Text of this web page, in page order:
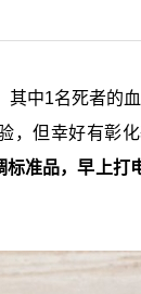
其中1名死者的
，但幸好有彰
准品，早上